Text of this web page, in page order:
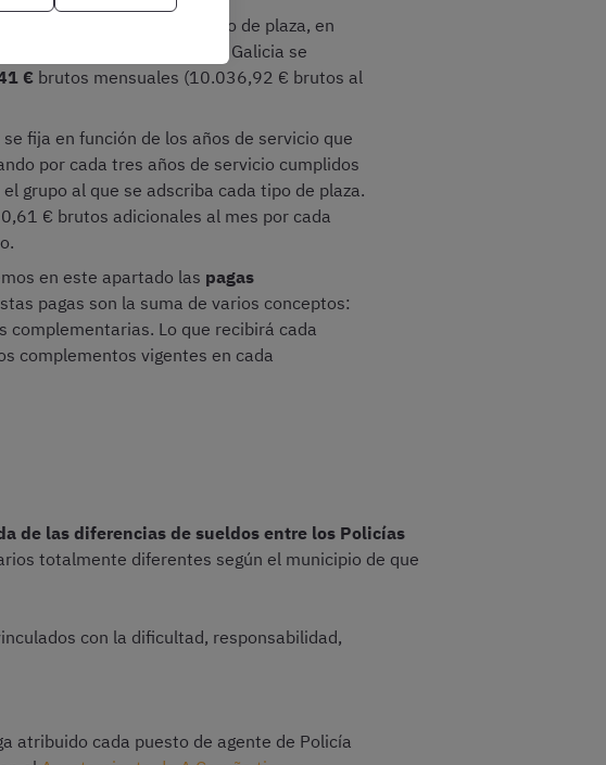
al que pertenece cada tipo de plaza, en
Así, los Policías Locales en Galicia se
€ brutos mensuales (10.036,92 € brutos al
fija en función de los años de servicio que
por cada tres años de servicio cumplidos
grupo al que se adscriba cada tipo de plaza.
€ brutos adicionales al mes por cada
en este apartado las pagas
pagas son la suma de varios conceptos:
complementarias. Lo que recibirá cada
complementos vigentes en cada
de las diferencias de sueldos entre los Policías
totalmente diferentes según el municipio de que
con la dificultad, responsabilidad,
atribuido cada puesto de agente de Policía